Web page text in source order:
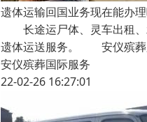
遗体运输回国业务现在能办
长途运尸体、灵车出租、
遗体运送服务。 安仪殡葬
安仪殡葬国际服务
22-02-26 16:27:01